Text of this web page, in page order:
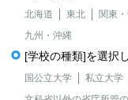
北海道 東北 関東
九州・沖縄
[学校の種類]を選択
国公立大学 私立大学